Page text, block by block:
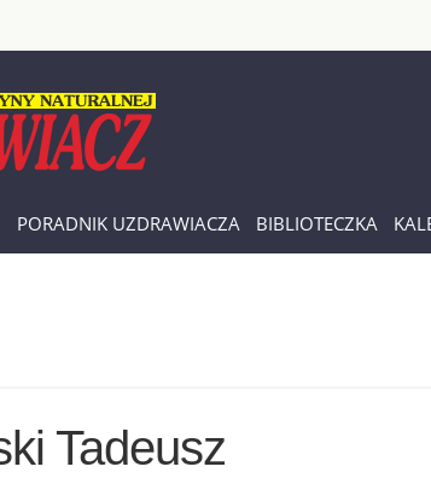
PORADNIK UZDRAWIACZA BIBLIOTECZKA
Tadeusz